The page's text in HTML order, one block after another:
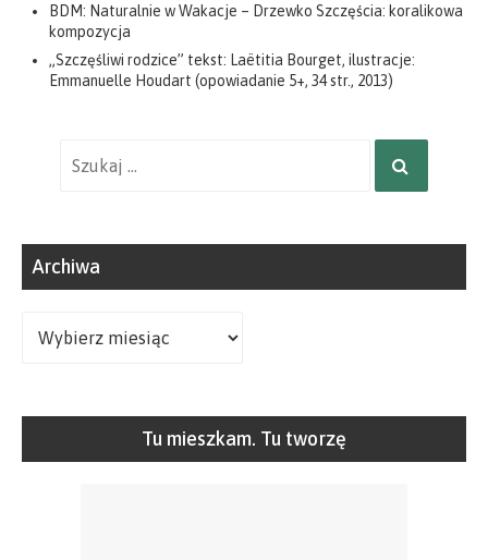
BDM: Naturalnie w Wakacje – Drzewko Szczęścia: koralikowa
kompozycja
„Szczęśliwi rodzice” tekst: Laëtitia Bourget, ilustracje:
Emmanuelle Houdart (opowiadanie 5+, 34 str., 2013)
SZUKAJ
Archiwa
Tu mieszkam. Tu tworzę